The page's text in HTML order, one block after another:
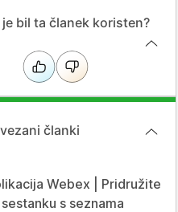
je bil ta članek koristen?
članki
Webex | Pridružite
s seznama